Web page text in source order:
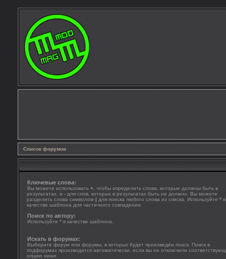
Список форумов
Ключевые слова:
Вы можете использовать + , чтобы определить слова, которые должны быть в
результатах, и - для слов, которых в результатах быть не должно. Вы можете
разделить слова символом | для поиска любого слова из списка. Используйте * в
качестве шаблона для частичного совпадения.
Поиск по автору:
Используйте * в качестве шаблона.
Искать в форумах:
Выберите форум или форумы, в которых будет произведён поиск. Поиск в
подфорумах производится автоматически, если вы не отключили
опцию ниже.